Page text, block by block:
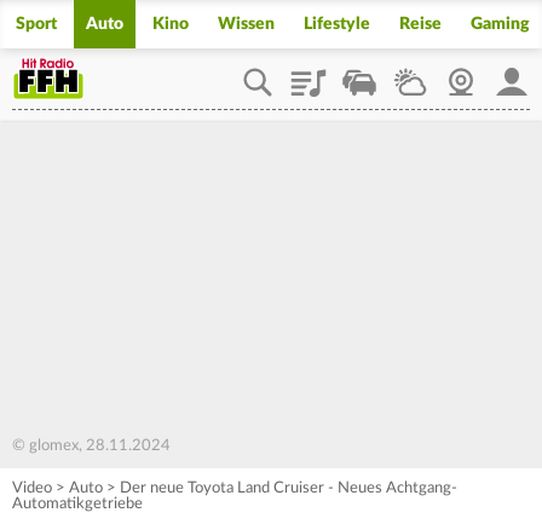
Sport Auto Kino Wissen Lifestyle Reise Gaming
PlaylistStaupilotWetterWebcam
© glomex, 28.11.2024
Video > Auto > Der neue Toyota Land Cruiser - Neues Achtgang-
Automatikgetriebe